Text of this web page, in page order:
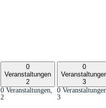
0
Veranstaltungen
2
0 Veranstaltungen,
2
0
3
0
3